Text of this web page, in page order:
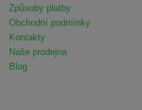
Způsoby platby
Obchodní podmínky
Kontakty
Naše prodejna
Blog